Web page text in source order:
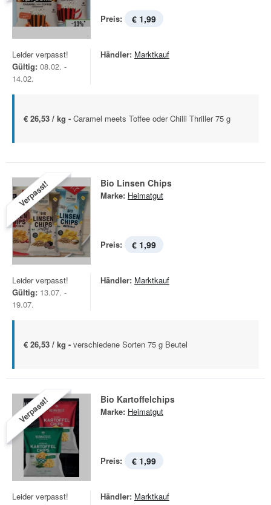
Preis: € 1,99
Leider verpasst!
Gültig: 08.02. -
14.02.
Händler: Marktkauf
€ 26,53 / kg - Caramel meets Toffee oder Chilli Thriller 75 g
Verpasst! Bio Linsen Chips
Marke: Heimatgut
Preis: € 1,99
Leider verpasst!
Gültig: 13.07. -
19.07.
Händler: Marktkauf
€ 26,53 / kg - verschiedene Sorten 75 g Beutel
Verpasst! Bio Kartoffelchips
Marke: Heimatgut
Preis: € 1,99
Leider verpasst!
Händler: Marktkauf